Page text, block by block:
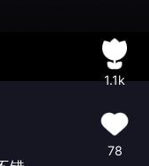
1.1k
78